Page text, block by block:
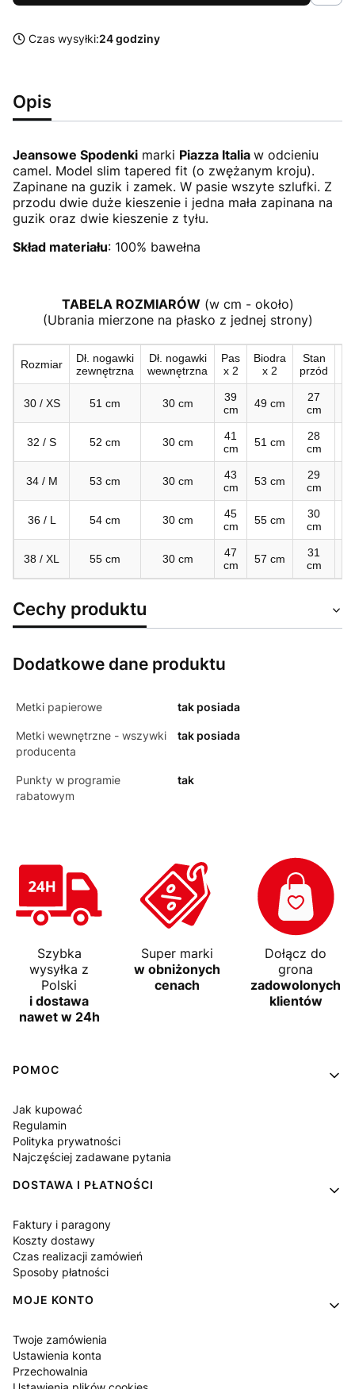
Czas wysyłki:24 godziny
Opis
Jeansowe Spodenki marki Piazza Italia w odcieniu
camel. Model slim tapered fit (o zwężanym kroju).
Zapinane na guzik i zamek. W pasie wszyte szlufki. Z
przodu dwie duże kieszenie i jedna mała zapinana na
guzik oraz dwie kieszenie z tyłu.
Skład materiału: 100% bawełna
TABELA ROZMIARÓW(w cm - około)
(Ubrania mierzone na płasko z jednej strony)
Rozmiar
Dł. nogawki
zewnętrzna
Dł. nogawki
wewnętrzna
Pas
x 2
Biodra
x 2
Stan
przód
30 / XS 51 cm 30 cm
39
cm
49 cm
27
cm
32 / S 52 cm 30 cm
41
cm
51 cm
28
cm
34 / M 53 cm 30 cm
43
cm
53 cm
29
cm
36 / L 54 cm 30 cm
45
cm
55 cm
30
cm
38 / XL 55 cm 30 cm
47
cm
57 cm
31
cm
Cechy produktu
Dodatkowe dane produktu
Metki papierowe tak posiada
Metki wewnętrzne - wszywki
producenta
tak posiada
Punkty w programie
rabatowym
tak
Szybka
wysyłka z
Polski
i dostawa
nawet w 24h
Super marki
w obniżonych
cenach
Dołącz do
grona
zadowolonych
klientów
Linki w stopce
POMOC
Jak kupować
Regulamin
Polityka prywatności
Najczęściej zadawane pytania
DOSTAWA I PŁATNOŚCI
Faktury i paragony
Koszty dostawy
Czas realizacji zamówień
Sposoby płatności
MOJE KONTO
Twoje zamówienia
Ustawienia konta
Przechowalnia